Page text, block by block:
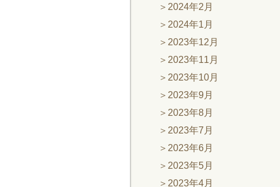
2024年2月
2024年1月
2023年12月
2023年11月
2023年10月
2023年9月
2023年8月
2023年7月
2023年6月
2023年5月
2023年4月